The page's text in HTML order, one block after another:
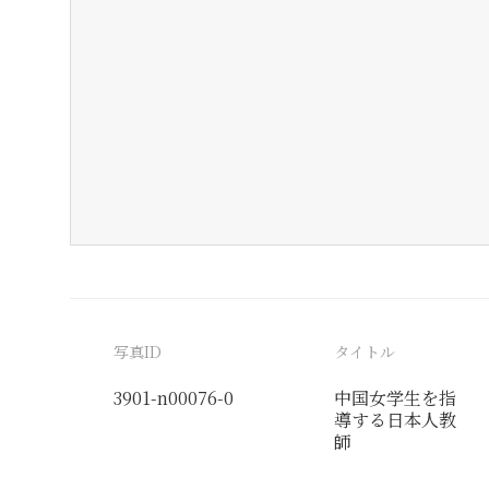
写真ID
3901-n00076-0
タイトル
中国女学生を指
導する日本人教
師